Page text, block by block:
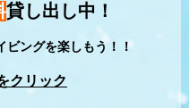
貸し出し中！
ビングを楽しもう！！
クリック